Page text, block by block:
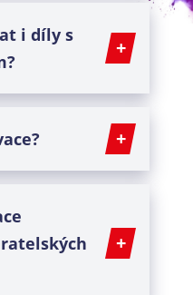
i díly s
?